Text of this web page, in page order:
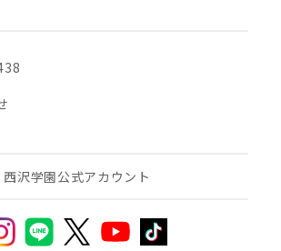
西沢学園公式アカウント